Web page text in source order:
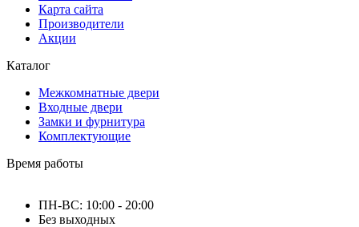
Карта сайта
Производители
Акции
Каталог
Межкомнатные двери
Входные двери
Замки и фурнитура
Комплектующие
Время работы
ПН-ВС: 10:00 - 20:00
Без выходных